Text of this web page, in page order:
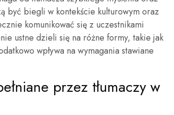
być biegli w kontekście kulturowym oraz
komunikować się z uczestnikami
ustne dzieli się na różne formy, takie jak
wpływa na wymagania stawiane
przez tłumaczy w